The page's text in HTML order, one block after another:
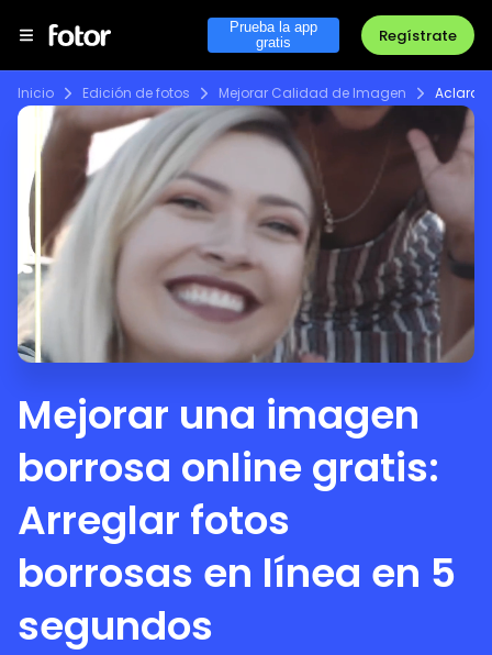
Prueba la app
gratis
Regístrate
Inicio Edición de fotos Mejorar Calidad de Imagen Aclarar
Mejorar una imagen
borrosa online gratis:
Arreglar fotos
borrosas en línea en 5
segundos